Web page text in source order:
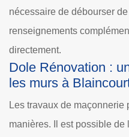
nécessaire de débourser
renseignements
directement.
Dole Rénovation :
les murs à
Les travaux de
manières. Il est possible